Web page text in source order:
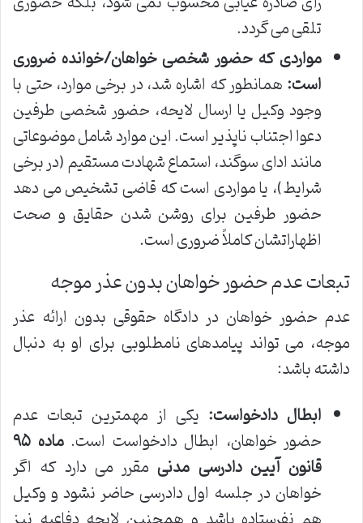
تلقی می گردد.
مواردی که حضور شخصی خواهان/خوانده ضروری
است:همانطور که اشاره شد، در برخی موارد، حتی با
وجود وکیل یا ارسال لایحه، حضور شخصی طرفین
دعوا اجتناب ناپذیر است. این موارد شامل موضوعاتی
مانند ادای سوگند، استماع شهادت مستقیم (در برخی
شرایط)، یا مواردی است که قاضی تشخیص می دهد
حضور طرفین برای روشن شدن حقایق و صحت
اظهاراتشان کاملاً ضروری است.
تبعات عدم حضور خواهان بدون عذر موجه
عدم حضور خواهان در دادگاه حقوقی بدون ارائه عذر
موجه، می تواند پیامدهای نامطلوبی برای او به دنبال
داشته باشد:
ابطال دادخواست: یکی از مهمترین تبعات عدم
حضور خواهان، ابطال دادخواست است.
ماده ۹۵
قانون آیین دادرسی مدنی مقرر می دارد که اگر
خواهان در جلسه اول دادرسی حاضر نشود و وکیل